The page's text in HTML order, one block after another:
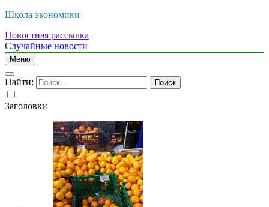
Школа экономики
Новостная рассылка
Случайные новости
Меню
Найти:
Заголовки